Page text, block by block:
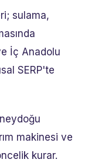
sulama,
İç Anadolu
SERP'te
makinesi ve
kurar.